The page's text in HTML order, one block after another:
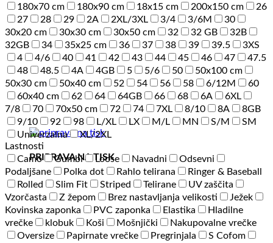
PRIPRAVA NA TISK
180x70 cm
180x90 cm 18x15 cm 200x150 cm
26
27
28 29 2A 2XL/3XL 3/4 3/6M
30
30x20 cm
30x30 cm 30x50 cm 32 32 GB
32B
32GB
34 35x25 cm 36 37 38 39 39.5
3XS
4
4/6 40 41 42 43 44 45 46 47
47.5
48
48.5 4A 4GB 5 5/6 50
50x100 cm
50x30 cm
50x40 cm 52 54 56 58 6/12M
60
60x40 cm
62 64 64GB 66 68 6A
6XL
7/8
70 70x50 cm 72 74 7XL 8/10 8A
8GB
9/10
92 98 L/XL LX M/L MN S/M
SM
Univerzalna
XL/2XL
Lastnosti
Camo
Gumbi Loose Navadni
Odsevni
Podaljšane
Polka dot Rahlo telirana
Ringer & Baseball
Rolled
Slim Fit Striped Telirane
UV zaščita
Vzorčasta
Z žepom Brez nastavljanja velikosti
Ježek
Kovinska zaponka
PVC zaponka Elastika
Hladilne
vrečke
klobuk Koši Mošnjički
Nakupovalne vrečke
Oversize
Papirnate vrečke Pregrinjala
S Cofom